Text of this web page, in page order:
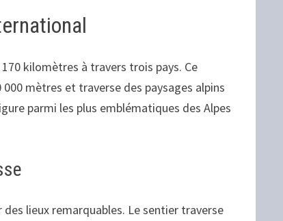
kilomètres à travers trois pays. Ce
mètres et traverse des paysages alpins
parmi les plus emblématiques des Alpes
lieux remarquables. Le sentier traverse